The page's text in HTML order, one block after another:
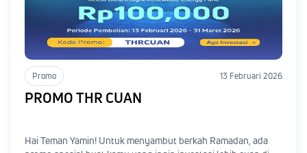
Promo 13 Februari 2026
PROMO THR CUAN
Hai Teman Yamin! Untuk menyambut berkah Ramadan, ada